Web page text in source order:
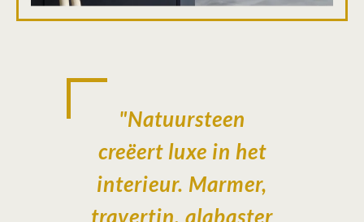
"Natuursteen
creëert luxe in het
interieur. Marmer,
travertin, alabaster